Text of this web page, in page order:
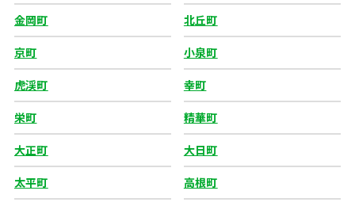
金岡町 北丘町
京町 小泉町
虎渓町 幸町
栄町 精華町
大正町 大日町
太平町 高根町